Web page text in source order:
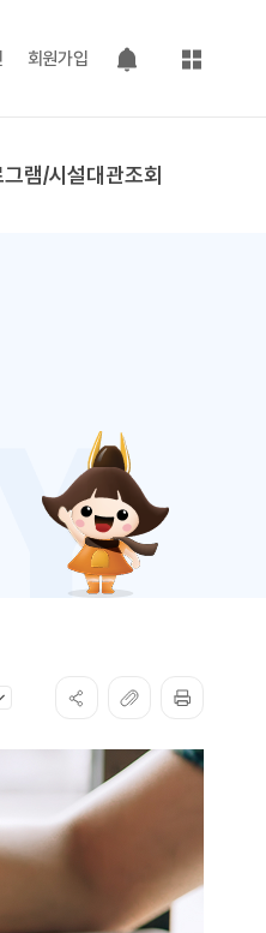
회원가입
팝업 열기
사이트맵
램/시설대관조회